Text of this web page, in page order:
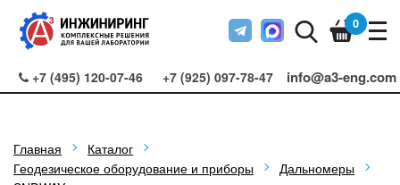
+7 (495) 120-07-46 +7 (925) 097-78-47 info@a3-eng.com
0
Главная
Каталог
Геодезическое оборудование и приборы
Дальномеры